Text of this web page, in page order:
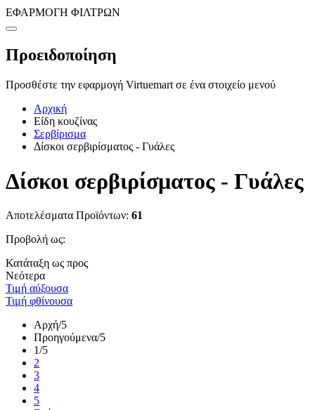
ΕΦΑΡΜΟΓΗ ΦΙΛΤΡΩΝ
Προειδοποίηση
Προσθέστε την εφαρμογή Virtuemart σε ένα στοιχείο μενού
Αρχική
Είδη κουζίνας
Σερβίρισμα
Δίσκοι σερβιρίσματος - Γυάλες
Δίσκοι σερβιρίσματος - Γυάλες
Αποτελέσματα Προϊόντων: 61
Προβολή ως:
Κατάταξη ως προς
Νεότερα
Τιμή αύξουσα
Τιμή φθίνουσα
Αρχή/5
Προηγούμενα/5
1/5
2
3
4
5